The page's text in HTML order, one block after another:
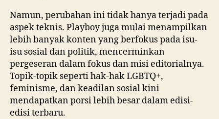
Namun, perubahan ini tidak hanya terjadi pada
aspek teknis. Playboy juga mulai menampilkan
lebih banyak konten yang berfokus pada isu-
isu sosial dan politik, mencerminkan
pergeseran dalam fokus dan misi editorialnya.
Topik-topik seperti hak-hak LGBTQ+,
feminisme, dan keadilan sosial kini
mendapatkan porsi lebih besar dalam edisi-
edisi terbaru.